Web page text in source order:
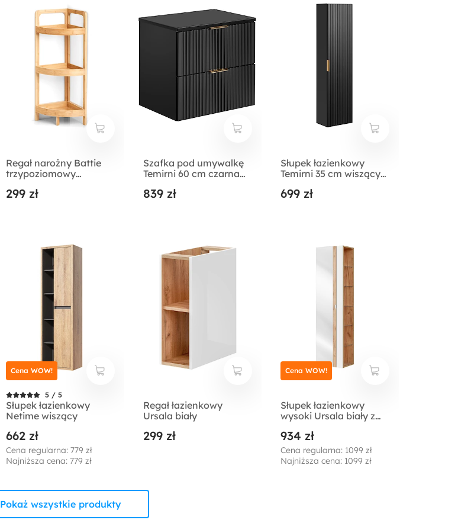
Regał narożny Battie
trzypoziomowy
299 zł
Szafka pod umywalkę
Temirni 60 cm czarna
839 zł
Słupek łazienkowy
Temirni 35 cm wiszący
699 zł
5 / 5
Słupek łazienkowy
Netime wiszący
662 zł
Cena regularna: 779 zł
Najniższa cena: 779 zł
Cena WOW!
Regał łazienkowy
Ursala biały
299 zł
Słupek łazienkowy
wysoki Ursala biały z
934 zł
Cena regularna: 1099 zł
Najniższa cena: 1099 zł
Cena WOW!
Pokaż wszystkie produkty